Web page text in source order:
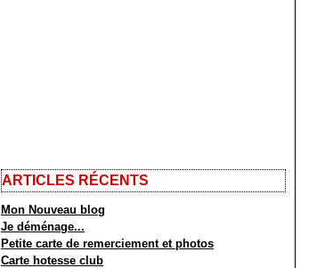
ARTICLES RÉCENTS
Mon Nouveau blog
Je déménage...
Petite carte de remerciement et photos
Carte hotesse club